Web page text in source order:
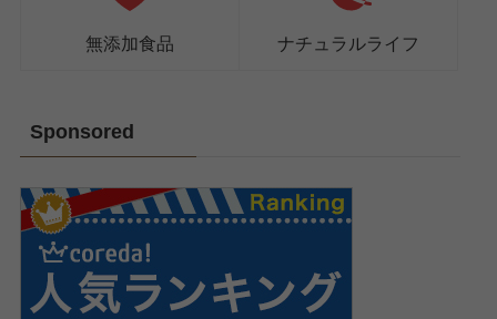
無添加食品 ナチュラルライフ
Sponsored